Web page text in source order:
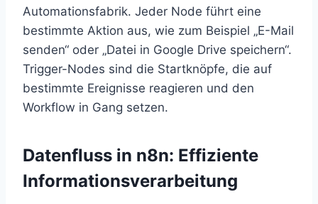
Automationsfabrik. Jeder Node führt eine
bestimmte Aktion aus, wie zum Beispiel „E-Mail
senden“ oder „Datei in Google Drive speichern“.
Trigger-Nodes sind die Startknöpfe, die auf
bestimmte Ereignisse reagieren und den
Workflow in Gang setzen.
Datenfluss in n8n: Effiziente
Informationsverarbeitung